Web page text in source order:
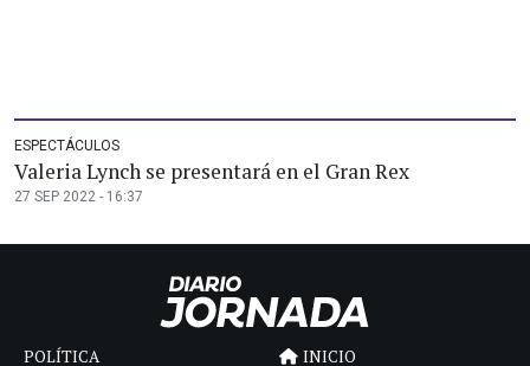
ESPECTÁCULOS
Valeria Lynch se presentará en el Gran Rex
27 SEP 2022 - 16:37
POLÍTICA INICIO